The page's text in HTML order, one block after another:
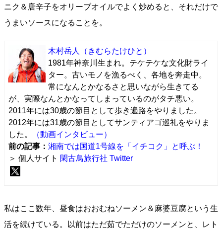
ニク＆唐辛子をオリーブオイルでよく炒めると、それだけで
うまいソースになることを。
木村岳人
（きむらたけひと）
1981年神奈川生まれ。テケテケな文化財ライ
ター。古いモノを漁るべく、各地を奔走中。
常になんとかなるさと思いながら生きてる
が、実際なんとかなってしまっているのがタチ悪い。
2011年には30歳の節目として歩き遍路をやりました。
2012年には31歳の節目としてサンティアゴ巡礼をやりま
した。
（動画インタビュー）
前の記事： 湘南では国道1号線を「イチコク」と呼ぶ！
＞ 個人サイト 閑古鳥旅行社 Twitter
私はここ数年、昼食はおおむねソーメン＆麻婆豆腐という生
活を続けている。以前はただ茹でただけのソーメンと、レト